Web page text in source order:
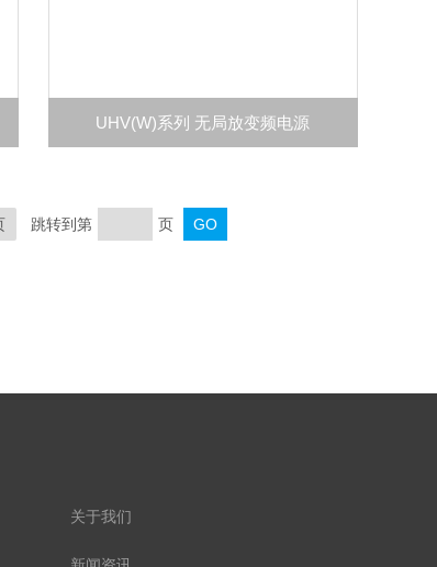
UHV(W)系列 无局放变频电源
跳转到第 页
关于我们